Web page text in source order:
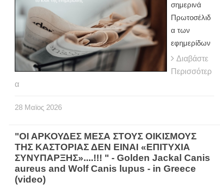
σημερινά
Πρωτοσέλιδ
α των
εφημερίδων
Διαβάστε
Περισσότερ
α
28 Μαϊος 2026
"ΟΙ ΑΡΚΟΥΔΕΣ ΜΕΣΑ ΣΤΟΥΣ ΟΙΚΙΣΜΟΥΣ
ΤΗΣ ΚΑΣΤΟΡΙΑΣ ΔΕΝ ΕΙΝΑΙ «ΕΠΙΤΥΧΙΑ
ΣΥΝΥΠΑΡΞΗΣ»....!!! " - Golden Jackal Canis
aureus and Wolf Canis lupus - in Greece
(video)